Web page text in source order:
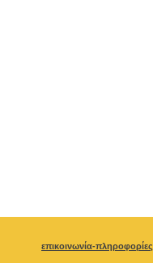
επικοινωνία-πληροφορίες